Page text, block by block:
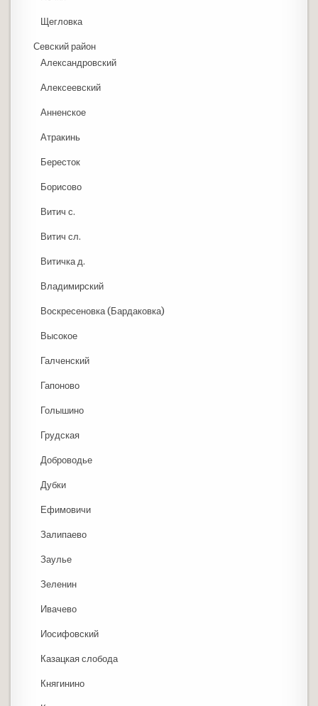
Щегловка
Севский район
Александровский
Алексеевский
Анненское
Атракинь
Бересток
Борисово
Витич с.
Витич сл.
Витичка д.
Владимирский
Воскресеновка (Бардаковка)
Высокое
Галченский
Гапоново
Голышино
Грудская
Доброводье
Дубки
Ефимовичи
Залипаево
Заулье
Зеленин
Ивачево
Иосифовский
Казацкая слобода
Княгинино